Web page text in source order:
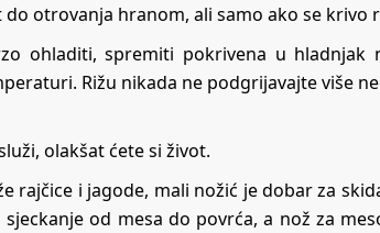
otrovanja hranom, ali samo ako se krivo
ohladiti, spremiti pokrivena u hladnjak
Rižu nikada ne podgrijavajte više
olakšat ćete si život.
rajčice i jagode, mali nožić je dobar za
od mesa do povrća, a nož za